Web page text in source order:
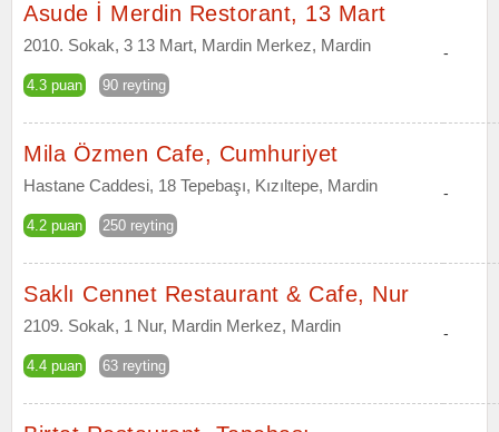
Asude İ Merdin Restorant, 13 Mart
2010. Sokak, 3 13 Mart, Mardin Merkez, Mardin
4.3 puan 90 reyting
-
Mila Özmen Cafe, Cumhuriyet
Hastane Caddesi, 18 Tepebaşı, Kızıltepe, Mardin
4.2 puan 250 reyting
-
Saklı Cennet Restaurant & Cafe, Nur
2109. Sokak, 1 Nur, Mardin Merkez, Mardin
4.4 puan 63 reyting
-